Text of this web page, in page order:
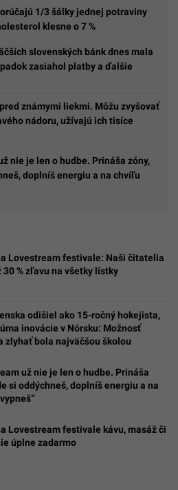
1/3 šálky jednej potraviny
klesne o 7 %
slovenských bánk dnes mala
zasiahol platby a ďalšie
známymi liekmi. Môžu zvyšovať
nádoru, užívajú ich tisíce
nie je len o hudbe. Prináša zóny,
doplníš energiu a na chvíľu
Lovestream festivale: Naši čitatelia
30 % zľavu na všetky lístky
odišiel ako 15-ročný hokejista,
inovácie v Nórsku: Možnosť
zlyhať bola najväčšou školou
už nie je len o hudbe. Prináša
si oddýchneš, doplníš energiu a na
Lovestream festivale kávu, masáž či
úplne zadarmo